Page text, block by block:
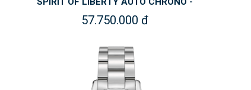
H32.416.581
57.750.000 đ